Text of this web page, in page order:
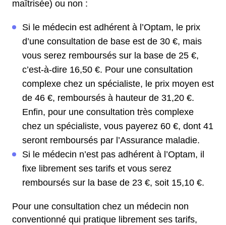
maîtrisée) ou non :
Si le médecin est adhérent à l’Optam, le prix
d’une consultation de base est de 30 €, mais
vous serez remboursés sur la base de 25 €,
c’est-à-dire 16,50 €. Pour une consultation
complexe chez un spécialiste, le prix moyen est
de 46 €, remboursés à hauteur de 31,20 €.
Enfin, pour une consultation très complexe
chez un spécialiste, vous payerez 60 €, dont 41
seront remboursés par l’Assurance maladie.
Si le médecin n’est pas adhérent à l’Optam, il
fixe librement ses tarifs et vous serez
remboursés sur la base de 23 €, soit 15,10 €.
Pour une consultation chez un médecin non
conventionné qui pratique librement ses tarifs,